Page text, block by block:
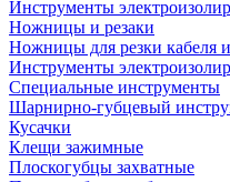
Инструменты
Ножницы и резаки
Ножницы для резки кабеля
Инструменты
Специальные инструменты
Шарнирно-губцевый
Кусачки
Клещи зажимные
Плоскогубцы захватные